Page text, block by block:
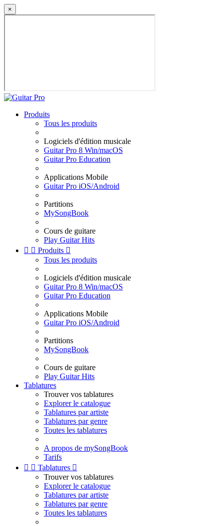
×
Produits
Tous les produits
Logiciels d'édition musicale
Guitar Pro 8 Win/macOS
Guitar Pro Education
Applications Mobile
Guitar Pro iOS/Android
Partitions
MySongBook
Cours de guitare
Play Guitar Hits
  Produits 
Tous les produits
Logiciels d'édition musicale
Guitar Pro 8 Win/macOS
Guitar Pro Education
Applications Mobile
Guitar Pro iOS/Android
Partitions
MySongBook
Cours de guitare
Play Guitar Hits
Tablatures
Trouver vos tablatures
Explorer le catalogue
Tablatures par artiste
Tablatures par genre
Toutes les tablatures
A propos de mySongBook
Tarifs
  Tablatures 
Trouver vos tablatures
Explorer le catalogue
Tablatures par artiste
Tablatures par genre
Toutes les tablatures